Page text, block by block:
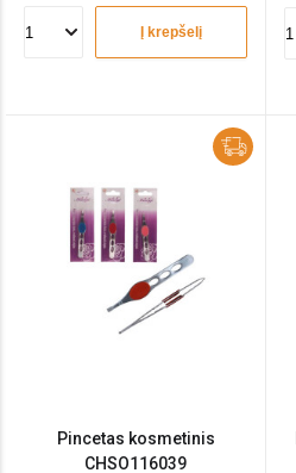
Į krepšelį
Pincetas kosmetinis
CHSO116039